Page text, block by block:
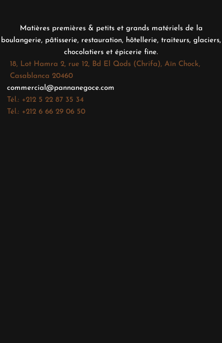
Matières premières & petits et grands matériels de la
boulangerie, pâtisserie, restauration, hôtellerie, traiteurs, glaciers,
chocolatiers et épicerie fine.
18, Lot Hamra 2, rue 12, Bd El Qods (Chrifa), Aïn Chock,
Casablanca 20460
commercial@pannanegoce.com
Tél.: +212 5 22 87 35 34
Tél.: +212 6 66 29 06 50